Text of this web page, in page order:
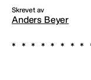
Skrevet av
Anders Beyer